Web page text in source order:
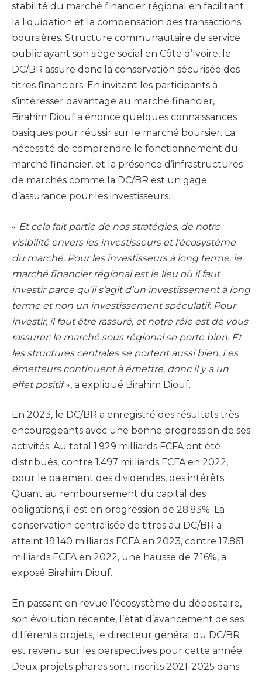
stabilité du marché financier régional en facilitant
la liquidation et la compensation des transactions
boursières. Structure communautaire de service
public ayant son siège social en Côte d’Ivoire, le
DC/BR assure donc la conservation sécurisée des
titres financiers. En invitant les participants à
s’intéresser davantage au marché financier,
Birahim Diouf a énoncé quelques connaissances
basiques pour réussir sur le marché boursier. La
nécessité de comprendre le fonctionnement du
marché financier, et la présence d’infrastructures
de marchés comme la DC/BR est un gage
d’assurance pour les investisseurs.
« Et cela fait partie de nos stratégies, de notre
visibilité envers les investisseurs et l’écosystème
du marché. Pour les investisseurs à long terme, le
marché financier régional est le lieu où il faut
investir parce qu’il s’agit d’un investissement à long
terme et non un investissement spéculatif. Pour
investir, il faut être rassuré, et notre rôle est de vous
rassurer: le marché sous régional se porte bien. Et
les structures centrales se portent aussi bien. Les
émetteurs continuent à émettre, donc il y a un
effet positif», a expliqué Birahim Diouf.
En 2023, le DC/BR a enregistré des résultats très
encourageants avec une bonne progression de ses
activités. Au total 1.929 milliards FCFA ont été
distribués, contre 1.497 milliards FCFA en 2022,
pour le paiement des dividendes, des intérêts.
Quant au remboursement du capital des
obligations, il est en progression de 28.83%. La
conservation centralisée de titres au DC/BR a
atteint 19.140 milliards FCFA en 2023, contre 17.861
milliards FCFA en 2022, une hausse de 7.16%, a
exposé Birahim Diouf.
En passant en revue l’écosystème du dépositaire,
son évolution récente, l’état d’avancement de ses
différents projets, le directeur général du DC/BR
est revenu sur les perspectives pour cette année.
Deux projets phares sont inscrits 2021-2025 dans